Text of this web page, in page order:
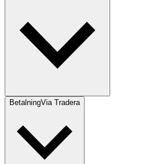
BetalningVia Tradera